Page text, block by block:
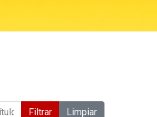
Filtrar Limpiar